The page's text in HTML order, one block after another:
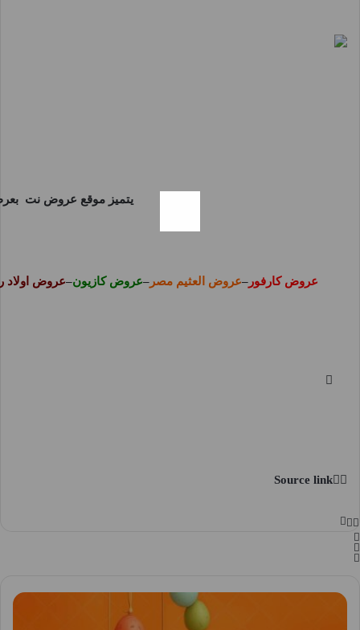
يتميز موقع عروض نت
عروض كارفور –عروض العثيم مصر –عروض كازيون–عروض اولاد
Source link